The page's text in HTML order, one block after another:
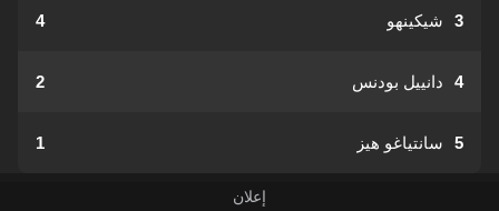
3 شيكينهو 4
4 دانييل بودنس 2
5 سانتياغو هيز 1